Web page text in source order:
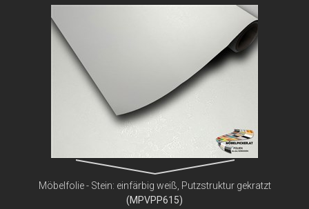
Möbelfolie - Stein: einfärbig weiß, Putzstruktur gekratzt
(MPVPP615)